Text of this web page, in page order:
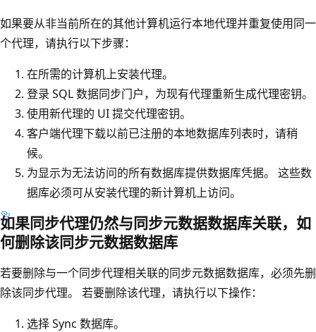
如果要从非当前所在的其他计算机运行本地代理并重复使用同一
个代理，请执行以下步骤：
在所需的计算机上安装代理。
登录 SQL 数据同步门户，为现有代理重新生成代理密钥。
使用新代理的 UI 提交代理密钥。
客户端代理下载以前已注册的本地数据库列表时，请稍
候。
为显示为无法访问的所有数据库提供数据库凭据。 这些数
据库必须可从安装代理的新计算机上访问。
如果同步代理仍然与同步元数据数据库关联，如
何删除该同步元数据数据库
若要删除与一个同步代理相关联的同步元数据数据库，必须先删
除该同步代理。 若要删除该代理，请执行以下操作：
选择 Sync 数据库。